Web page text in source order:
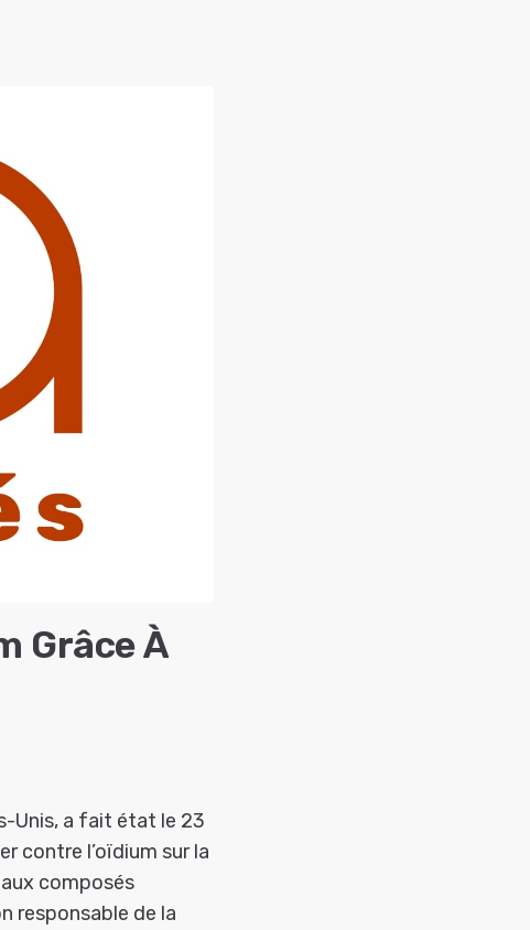
Grâce À
Unis, a fait état le 23
contre l’oïdium sur la
aux composés
responsable de la